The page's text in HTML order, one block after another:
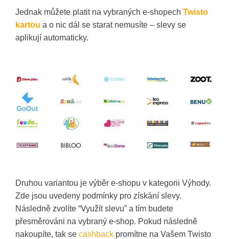
Jednak můžete platit na vybraných e-shopech Twisto
kartou a o nic dál se starat nemusíte – slevy se
aplikují automaticky.
Druhou variantou je výběr e-shopu v kategorii Výhody.
Zde jsou uvedeny podmínky pro získání slevy.
Následně zvolíte “Využít slevu” a tím budete
přesměrováni na vybraný e-shop. Pokud následně
nakoupíte, tak se cashback promítne na Vašem Twisto